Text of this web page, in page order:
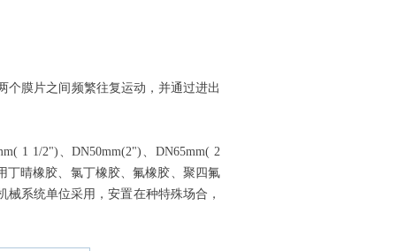
个膜片之间频繁往复运动，并通过进出
1 1/2")、DN50mm(2")、DN65mm( 2
丁晴橡胶、氯丁橡胶、氟橡胶、聚四氟
系统单位采用，安置在种特殊场合，